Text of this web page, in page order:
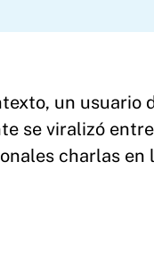
un usuario
se viralizó
charlas en